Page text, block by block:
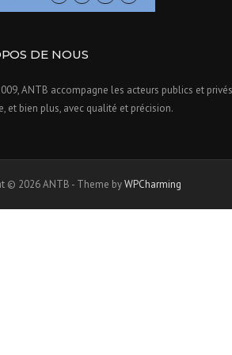
DE NOUS
ANTB accompagne les acteurs publics et
et bien plus, avec qualité et précision.
© 2026 ANTB - Theme byWPCharming